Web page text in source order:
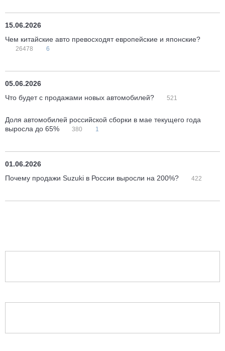
15.06.2026
Чем китайские авто превосходят европейские и японские?
26478 6
05.06.2026
Что будет с продажами новых автомобилей?
521
Доля автомобилей российской сборки в мае текущего года
выросла до 65%
380 1
01.06.2026
Почему продажи Suzuki в России выросли на 200%?
422